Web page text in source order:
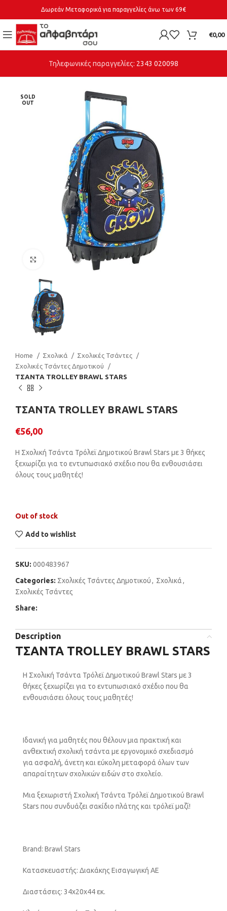
Δωρεάν Μεταφορικά για παραγγελίες άνω των 69€
€0,00
Τηλεφωνικές παραγγελίες: 2343 020098
SOLD
OUT
Click to enlarge
Home Σχολικά
Σχολικές Τσάντες
Σχολικές Τσάντες Δημοτικού
ΤΣΑΝΤΑ TROLLEY BRAWL STARS
ΤΣΑΝΤΑ TROLLEY BRAWL STARS
€56,00
Η Σχολική Τσάντα Τρόλεϊ Δημοτικού Brawl Stars με 3 θήκες
ξεχωρίζει για το εντυπωσιακό σχέδιο που θα ενθουσιάσει
όλους τους μαθητές!
Out of stock
Add to wishlist
SKU: 000483967
Categories: Σχολικές Τσάντες Δημοτικού, Σχολικά,
Σχολικές Τσάντες
Share:
Description
ΤΣΑΝΤΑ TROLLEY BRAWL STARS
Η Σχολική Τσάντα Τρόλεϊ Δημοτικού Brawl Stars με 3
θήκες ξεχωρίζει για το εντυπωσιακό σχέδιο που θα
ενθουσιάσει όλους τους μαθητές!
Ιδανική για μαθητές που θέλουν μια πρακτική και
ανθεκτική σχολική τσάντα με εργονομικό σχεδιασμό
για ασφαλή, άνετη και εύκολη μεταφορά όλων των
απαραίτητων σχολικών ειδών στο σχολείο.
Μια ξεχωριστή Σχολική Τσάντα Τρόλεϊ Δημοτικού Brawl
Stars που συνδυάζει σακίδιο πλάτης και τρόλεϊ μαζί!
Brand: Brawl Stars
Κατασκευαστής: Διακάκης Εισαγωγική ΑΕ
Διαστάσεις: 34x20x44 εκ.